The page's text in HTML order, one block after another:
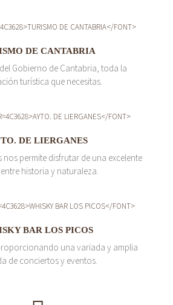
DE CANTABRIA
Gobierno de Cantabria, toda la
turística que necesitas.
DE LIERGANES
nos permite disfrutar de una excelente
historia y naturaleza.
BAR LOS PICOS
una variada y amplia
de conciertos y eventos.